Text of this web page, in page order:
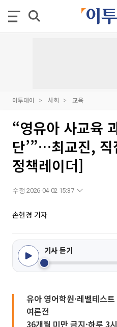
이투데이 사회 교육
“영유아 사교육
단’”…최교진,
정책레이더]
수정 2026-04-02 15:37
손현경 기자
기사 듣기
유아 영어학원·레벨테스
여론전
36개월 미만 금지·하루 3